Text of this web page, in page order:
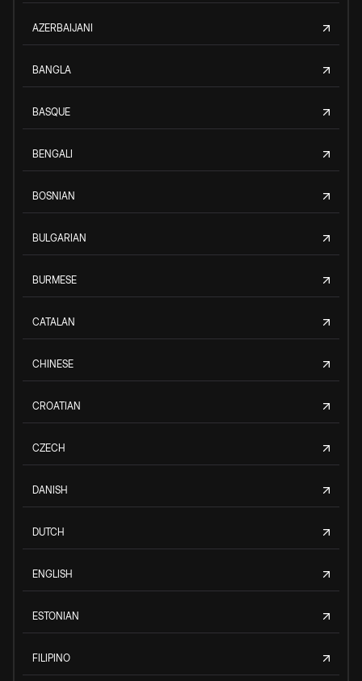
AZERBAIJANI
BANGLA
BASQUE
BENGALI
BOSNIAN
BULGARIAN
BURMESE
CATALAN
CHINESE
CROATIAN
CZECH
DANISH
DUTCH
ENGLISH
ESTONIAN
FILIPINO